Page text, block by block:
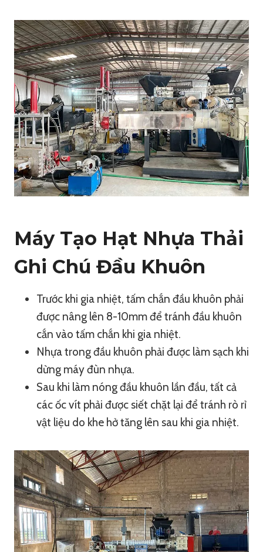
Máy Tạo Hạt Nhựa Thải
Ghi Chú Đầu Khuôn
Trước khi gia nhiệt, tấm chắn đầu khuôn phải
được nâng lên 8-10mm để tránh đầu khuôn
cắn vào tấm chắn khi gia nhiệt.
Nhựa trong đầu khuôn phải được làm sạch khi
dừng máy đùn nhựa.
Sau khi làm nóng đầu khuôn lần đầu, tất cả
các ốc vít phải được siết chặt lại để tránh rò rỉ
vật liệu do khe hở tăng lên sau khi gia nhiệt.